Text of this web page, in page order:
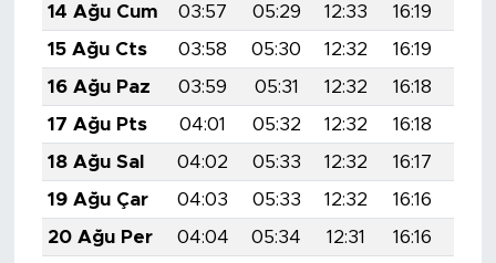
14 Ağu Cum
03:57 05:29 12:33 16:19
15 Ağu Cts
03:58 05:30 12:32 16:19
16 Ağu Paz
03:59 05:31 12:32 16:18
17 Ağu Pts
04:01 05:32 12:32 16:18
18 Ağu Sal
04:02 05:33 12:32 16:17
19 Ağu Çar
04:03 05:33 12:32 16:16
20 Ağu Per
04:04 05:34 12:31 16:16